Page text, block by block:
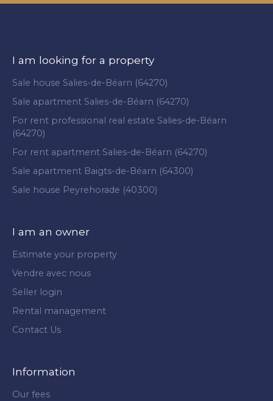
I am looking for a property
Sale house Salies-de-Béarn (64270)
Sale apartment Salies-de-Béarn (64270)
For rent professional real estate Salies-de-Béarn
(64270)
For rent apartment Salies-de-Béarn (64270)
Sale apartment Baigts-de-Béarn (64300)
Sale house Peyrehorade (40300)
I am an owner
Estimate your property
Vendre avec nous
Seller login
Rental management
Contact Us
Information
Our fees